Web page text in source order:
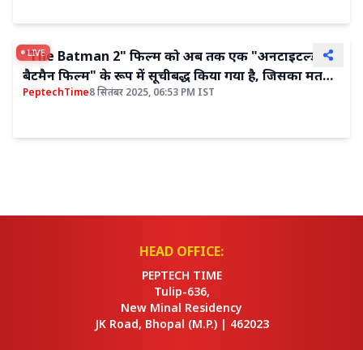
LIVE
"The Batman 2" फिल्म को अब तक एक "अनटाइटल्ड
बैटमैन फिल्म" के रूप में सूचीबद्ध किया गया है, जिसका मतलब
है कि मूल शीर्षक बदल दिया गया है
PeptechTime8 सितंबर 2025, 06:53 PM IST
HEAD OFFICE:
PEPTECH TIME
Tulip-636,
New Minal Residency
JK Road, Bhopal (M.P.) | 462023